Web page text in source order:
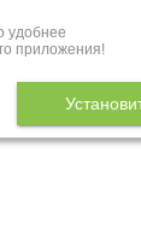
удобнее
приложения!